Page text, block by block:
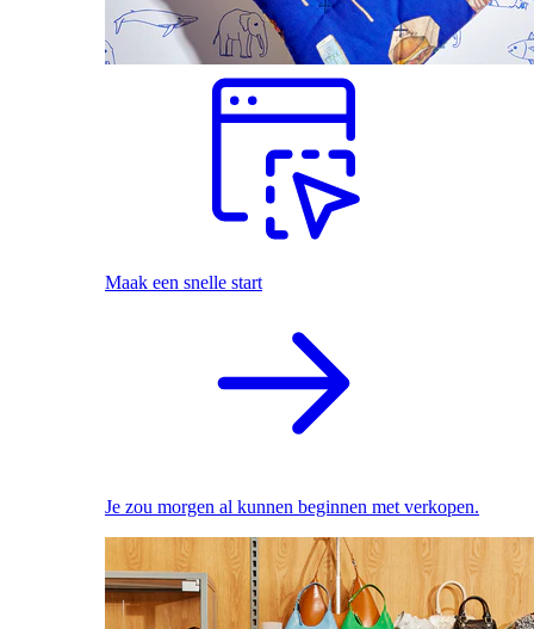
Maak een snelle start
Je zou morgen al kunnen beginnen met verkopen.